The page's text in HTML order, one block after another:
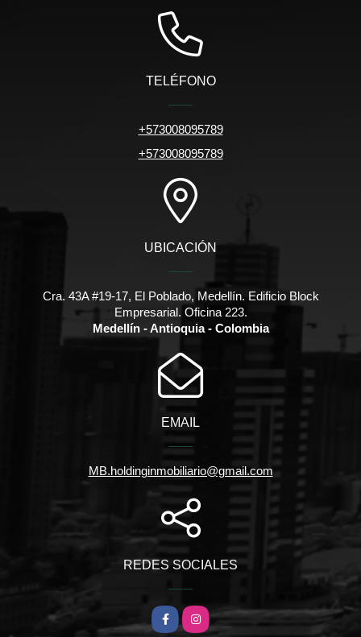
TELÉFONO
+573008095789
+573008095789
UBICACIÓN
Cra. 43A #19-17, El Poblado, Medellín. Edificio Block
Empresarial. Oficina 223.
Medellín - Antioquia - Colombia
EMAIL
MB.holdinginmobiliario@gmail.com
REDES SOCIALES
FacebookInstagram